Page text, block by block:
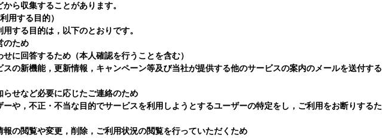
ら収集することがあります。
用する目的）
する目的は，以下のとおりです。
のため
に回答するため（本人確認を行うことを含む）
の新機能，更新情報，キャンペーン等及び当社が提供する他のサービスの案内のメールを送付する
らせなど必要に応じたご連絡のため
や，不正・不当な目的でサービスを利用しようとするユーザーの特定をし，ご利用をお断りするた
の閲覧や変更，削除，ご利用状況の閲覧を行っていただくため